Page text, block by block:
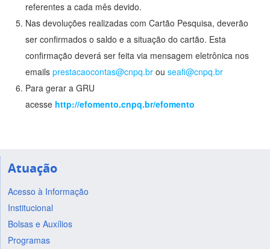
referentes a cada mês devido.
Nas devoluções realizadas com Cartão Pesquisa, deverão
ser confirmados o saldo e a situação do cartão. Esta
confirmação deverá ser feita via mensagem eletrônica nos
emails prestacaocontas@cnpq.br ou seafi@cnpq.br
Para gerar a GRU
acesse http://efomento.cnpq.br/efomento
Atuação
Acesso à Informação
Institucional
Bolsas e Auxílios
Programas